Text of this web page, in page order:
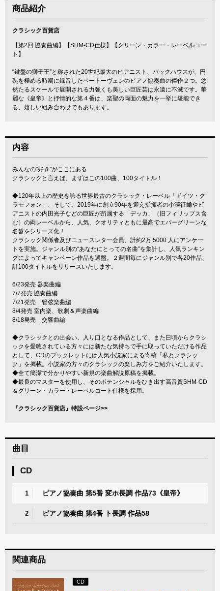
商品紹介
クラシック百貨店
【第2回 協奏曲編】【SHM-CD仕様】【グリーン・カラー・レーベルコー
ト】
“鍵盤の獅子王”と称された20世紀最大のピアニスト、バックハウスが、円
熟を極める時期に録音したベートーヴェンのピアノ協奏曲の傑作２つ。悠
然たるスケールで展開される力強くも美しい巨匠芸は永遠に不滅です。華
麗な《皇帝》と抒情的な第４番は、楽聖の両面の魅力を一挙に堪能でき
る、嬉しい組み合わせでもあります。
内容
みんなの"好き"がここにある
クラシックと言えば、まずはこの100曲、100タイトル！
◆120年以上の歴史を誇る世界最古のクラシック・レーベル「ドイツ・グ
ラモフォン」、そして、2019年に創立90年を迎え指揮者の小澤征爾やピ
アニストの内田光子などの巨匠が所属する「デッカ」（旧フィリップス含
む）の両レーベルから、人気、クオリティともに最高でエバーグリーンな
名盤をシリーズ化！
クラシック関係者及びニュースレター会員、計約2万 5000 人にアンケー
トを実施。ジャンル別の“あなたにとっての名曲”を集計し、人気ランキン
グによってキャンペーン作品を選盤。２週間毎にジャンル別で各20作品、
計100タイトルをリリースいたします。
6/23発売 器楽曲編
7/7発売 協奏曲編
7/21発売 管弦楽曲編
8/4発売 室内楽、歌劇＆声楽曲編
8/18発売 交響曲編
◆クラシックとの出会い、入り口となる作品として、また日頃からクラシ
ックを愛聴されている方々には新たな気持ちで手に取っていただける作品
として、CDのブックレットには人気小説家による寄稿「私とクラシッ
ク」を掲載。小説家の方々のクラシックの楽しみ方をご紹介いたします。
◆全て簡潔で分かりやすい新規の楽曲解説原稿を掲載。
◆最良のマスターを使用し、そのポテンシャルをひき出す高音質SHM-CD
＆グリーン・カラー・レーベルコート仕様を採用。
『クラシック百貨店』特設ページ>>
曲目
CD
1 ピアノ協奏曲 第5番 変ホ長調 作品73《皇帝》
2 ピアノ協奏曲 第4番 ト長調 作品58
関連商品
CD